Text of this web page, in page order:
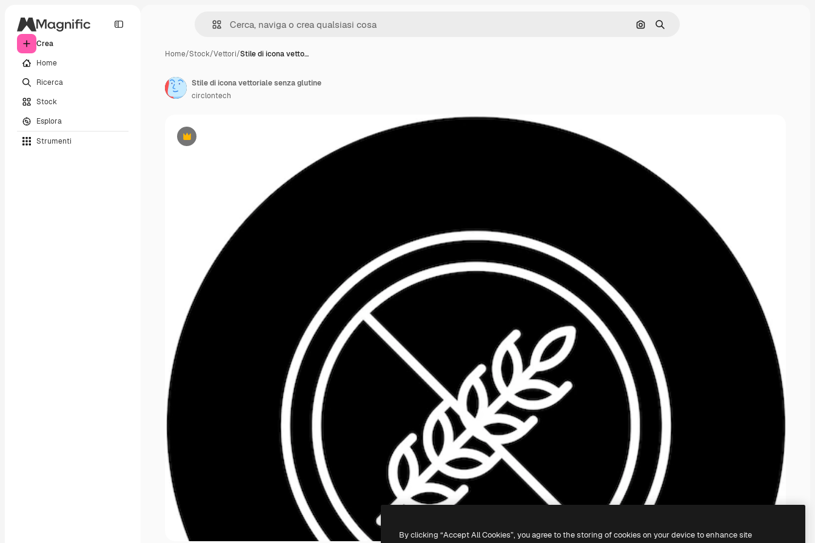
Crea
Home
Ricerca
Stock
Esplora
Strumenti
Cerca per immagine
Ricerca
Home/Stock/Vettori/Stile di icona vetto…
Premium
Stile di icona vettoriale senza glutine
circlontech
By clicking “Accept All Cookies”, you agree to the storing of cookies on your device to enhance site